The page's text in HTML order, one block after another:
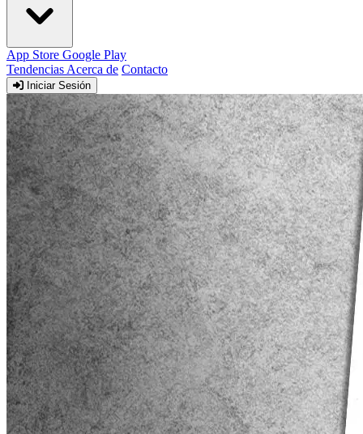
App Store Google Play
Tendencias Acerca de Contacto
Iniciar Sesión